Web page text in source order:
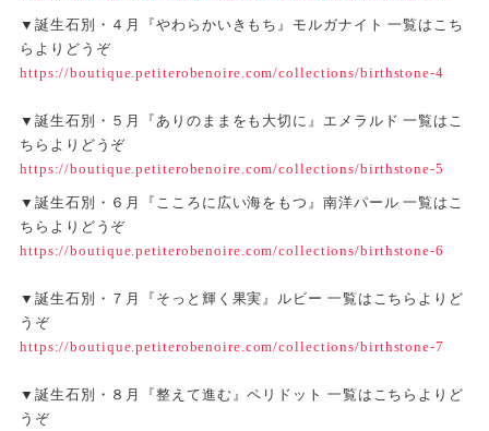
▼誕生石別・４月『やわらかいきもち』モルガナイト 一覧はこち
らよりどうぞ
https://boutique.petiterobenoire.com/collections/birthstone-4
▼誕生石別・５月『ありのままをも大切に』エメラルド 一覧はこ
ちらよりどうぞ
https://boutique.petiterobenoire.com/collections/birthstone-5
▼誕生石別・６月『こころに広い海をもつ』南洋パール 一覧はこ
ちらよりどうぞ
https://boutique.petiterobenoire.com/collections/birthstone-6
▼誕生石別・７月『そっと輝く果実』ルビー 一覧はこちらよりど
うぞ
https://boutique.petiterobenoire.com/collections/birthstone-7
▼誕生石別・８月『整えて進む』ペリドット 一覧はこちらよりど
うぞ